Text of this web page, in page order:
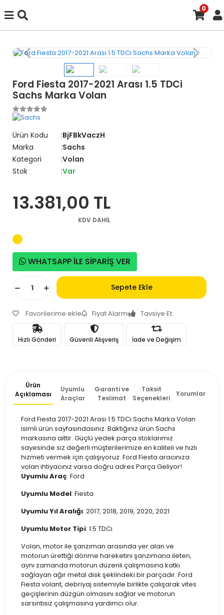
0
Ford Fiesta 2017-2021 Arası 1.5 TDCi
Sachs Marka Volan
Ürün Kodu
BjFBkVaczH
Marka
Sachs
Kategori
Volan
Stok
Var
13.381,00 TL
KDV DAHİL
WHATSAPP İLE SİPARİŞ VER
Sepete Ekle
Favorilerime ekle Fiyat Alarmı Tavsiye Et
Hızlı Gönderi Güvenli Alışveriş İade ve Değişim
Ürün
Açıklaması
Uyumlu
Araçlar
Garanti ve
Teslimat
Taksit
Seçenekleri
Yorumlar
Ford Fiesta 2017-2021 Arası 1.5 TDCi Sachs Marka Volan
isimli ürün sayfasındasınız. Baktığınız ürün Sachs
markasına aittir. Güçlü yedek parça stoklarımız
sayesinde siz değerli müşterilerimize en kaliteli ve hızlı
hizmeti vermek için çalışıyoruz. Ford Fiesta aracınıza
volan ihtiyacınız varsa doğru adres Parça Geliyor!
Uyumlu Araç: Ford
Uyumlu Model: Fiesta
Uyumlu Yıl Aralığı: 2017, 2018, 2019, 2020, 2021
Uyumlu Motor Tipi: 1.5 TDCi
Volan, motor ile şanzıman arasında yer alan ve
motorun ürettiği dönme hareketini şanzımana ileten,
aynı zamanda motorun düzenli çalışmasına katkı
sağlayan ağır metal disk şeklindeki bir parçadır. Ford
Fiesta volant, debriyaj sistemiyle birlikte çalışarak vites
geçişlerinin düzgün olmasını sağlar ve motorun
sarsıntısız çalışmasına yardımcı olur.